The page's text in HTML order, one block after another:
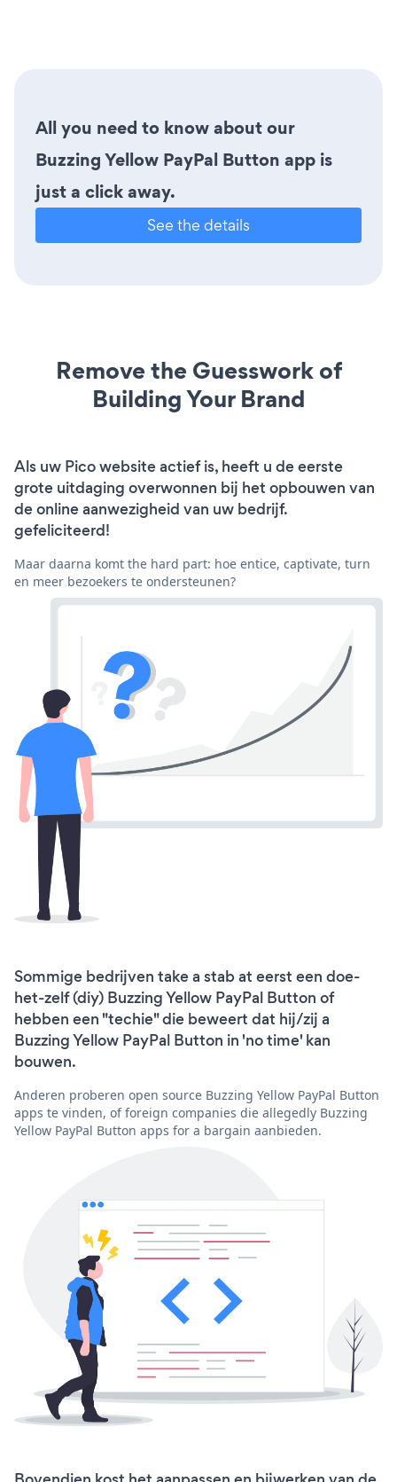
All you need to know about our
Buzzing Yellow PayPal Button app is
just a click away.
See the details
Remove the Guesswork of
Building Your Brand
Als uw Pico website actief is, heeft u de eerste
grote uitdaging overwonnen bij het opbouwen van
de online aanwezigheid van uw bedrijf.
gefeliciteerd!
Maar daarna komt the hard part: hoe entice, captivate, turn
en meer bezoekers te ondersteunen?
Sommige bedrijven take a stab at eerst een doe-
het-zelf (diy) Buzzing Yellow PayPal Button of
hebben een "techie" die beweert dat hij/zij a
Buzzing Yellow PayPal Button in 'no time' kan
bouwen.
Anderen proberen open source Buzzing Yellow PayPal Button
apps te vinden, of foreign companies die allegedly Buzzing
Yellow PayPal Button apps for a bargain aanbieden.